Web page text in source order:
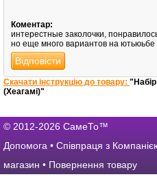
Коментар:
интерестные заколочки,
но еще много вариантов на
Відповісти
Скачати інструкцію до товару:
(Хеагамі)"
© 2012-2026 СамеТо™
Допомога • Співпраця з
магазин • Повернення товару